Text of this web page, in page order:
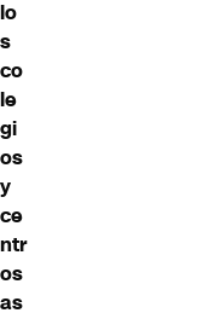
lo
s
co
le
gi
os
y
ce
ntr
os
as